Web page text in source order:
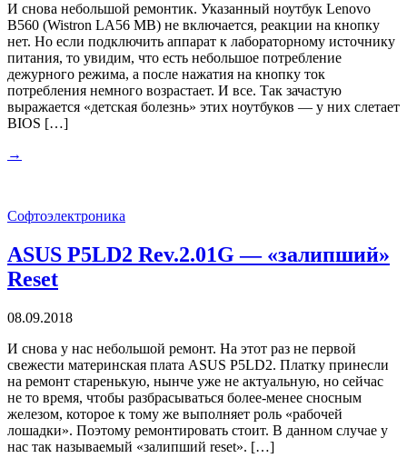
И снова небольшой ремонтик. Указанный ноутбук Lenovo
B560 (Wistron LA56 MB) не включается, реакции на кнопку
нет. Но если подключить аппарат к лабораторному источнику
питания, то увидим, что есть небольшое потребление
дежурного режима, а после нажатия на кнопку ток
потребления немного возрастает. И все. Так зачастую
выражается «детская болезнь» этих ноутбуков — у них слетает
BIOS […]
→
Софтоэлектроника
ASUS P5LD2 Rev.2.01G — «залипший»
Reset
08.09.2018
И снова у нас небольшой ремонт. На этот раз не первой
свежести материнская плата ASUS P5LD2. Платку принесли
на ремонт старенькую, нынче уже не актуальную, но сейчас
не то время, чтобы разбрасываться более-менее сносным
железом, которое к тому же выполняет роль «рабочей
лошадки». Поэтому ремонтировать стоит. В данном случае у
нас так называемый «залипший reset». […]